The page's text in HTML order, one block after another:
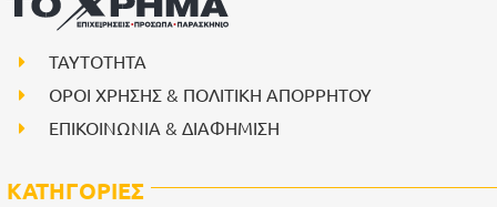
ΤΑΥΤΟΤΗΤΑ
ΟΡΟΙ ΧΡΗΣΗΣ & ΠΟΛΙΤΙΚΗ ΑΠΟΡΡΗΤΟΥ
ΕΠΙΚΟΙΝΩΝΙΑ & ΔΙΑΦΗΜΙΣΗ
ΚΑΤΗΓΟΡΙΕΣ